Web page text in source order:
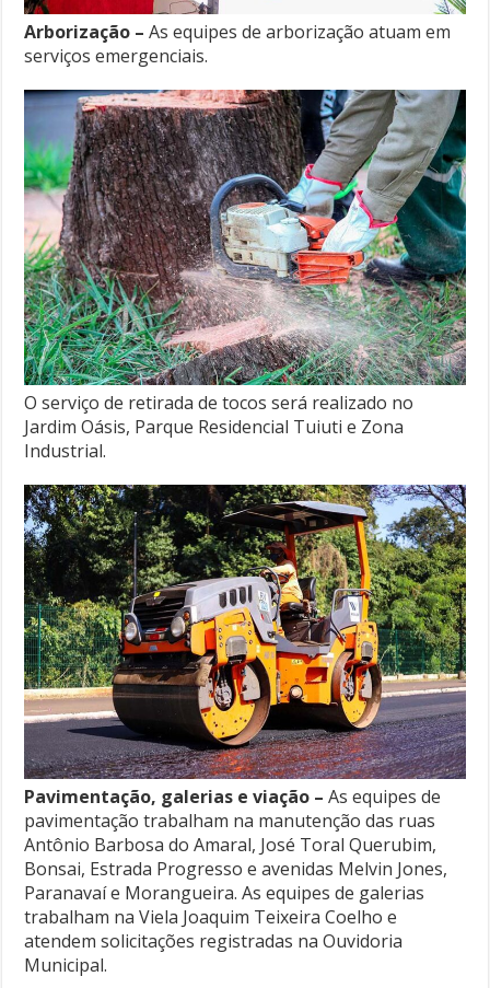
Arborização – As equipes de arborização atuam em
serviços emergenciais.
O serviço de retirada de tocos será realizado no
Jardim Oásis, Parque Residencial Tuiuti e Zona
Industrial.
Pavimentação, galerias e viação – As equipes de
pavimentação trabalham na manutenção das ruas
Antônio Barbosa do Amaral, José Toral Querubim,
Bonsai, Estrada Progresso e avenidas Melvin Jones,
Paranavaí e Morangueira. As equipes de galerias
trabalham na Viela Joaquim Teixeira Coelho e
atendem solicitações registradas na Ouvidoria
Municipal.